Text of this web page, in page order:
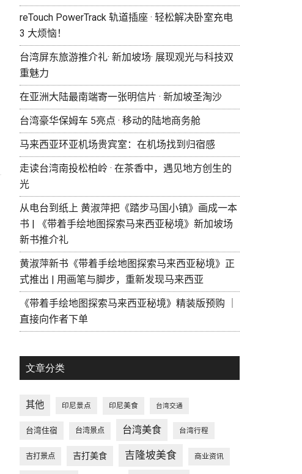
reTouch PowerTrack 轨道插座 · 轻松解决卧室充电
3 大烦恼！
台湾屏东旅游推介礼· 新加坡场· 展现观光与科技双
重魅力
在亚洲大陆最南端寄一张明信片 · 新加坡圣淘沙
台湾豪华保姆车 5亮点 · 移动的陆地商务舱
马来西亚环亚机场贵宾室：在机场找到归宿感
走读台湾南投松柏岭 · 在茶香中，遇见地方创生的
光
从电台到纸上 黄淑萍把《踏步马国小镇》画成一本
书 | 《带着手绘地图探索马来西亚秘境》新加坡场
新书推介礼
黄淑萍新书《带着手绘地图探索马来西亚秘境》正
式推出 | 用画笔与脚步，重新发现马来西亚
《带着手绘地图探索马来西亚秘境》精装版预购 ｜
直接向作者下单
文章分类
其他 印尼景点 印尼美食 台湾交通
台湾住宿 台湾景点 台湾美食 台湾行程
吉打景点 吉打美食 吉隆坡美食 商业资讯